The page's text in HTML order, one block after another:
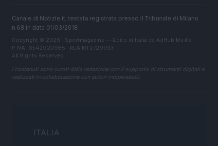
Canale di Notizie.it, testata registrata presso il Tribunale di Milano
n.68 in data 01/03/2018
Copyright © 2026 · Sportmagazine — Edito in Italia da AdHub Media
P.IVA 13542920965 · REA MI 2729933
All Rights Reserved
I contenuti sono curati dalla redazione con il supporto di strumenti digitali e
realizzati in collaborazione con autori indipendenti.
ITALIA